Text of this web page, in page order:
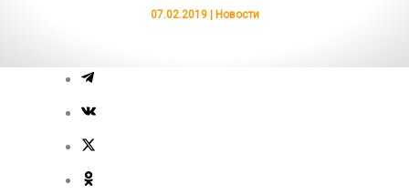
07.02.2019 | Новости